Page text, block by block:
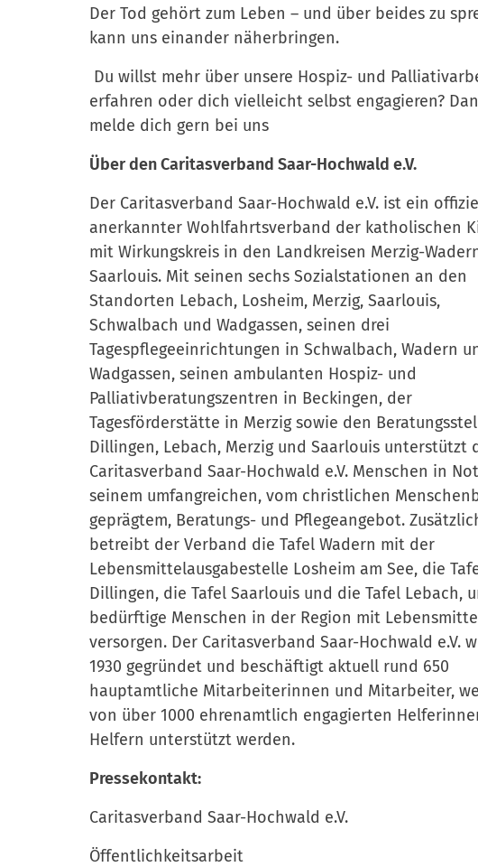
Der Tod gehört zum Leben – und über beides zu
kann uns einander näherbringen.
Du willst mehr über unsere Hospiz- und
erfahren oder dich vielleicht selbst engagieren?
melde dich gern bei uns
Über den Caritasverband Saar-Hochwald e.V.
Der Caritasverband Saar-Hochwald e.V. ist ein
anerkannter Wohlfahrtsverband der katholischen
mit Wirkungskreis in den Landkreisen Merzig-
Saarlouis. Mit seinen sechs Sozialstationen an den
Standorten Lebach, Losheim, Merzig, Saarlouis,
Schwalbach und Wadgassen, seinen drei
Tagespflegeeinrichtungen in Schwalbach, Wadern
Wadgassen, seinen ambulanten Hospiz- und
Palliativberatungszentren in Beckingen, der
Tagesförderstätte in Merzig sowie den
Dillingen, Lebach, Merzig und Saarlouis unterstützt
Caritasverband Saar-Hochwald e.V. Menschen in
seinem umfangreichen, vom christlichen
geprägtem, Beratungs- und Pflegeangebot.
betreibt der Verband die Tafel Wadern mit der
Lebensmittelausgabestelle Losheim am See, die
Dillingen, die Tafel Saarlouis und die Tafel Lebach,
bedürftige Menschen in der Region mit
versorgen. Der Caritasverband Saar-Hochwald e.V.
1930 gegründet und beschäftigt aktuell rund 650
hauptamtliche Mitarbeiterinnen und Mitarbeiter,
von über 1000 ehrenamtlich engagierten
Helfern unterstützt werden.
Pressekontakt:
Caritasverband Saar-Hochwald e.V.
Öffentlichkeitsarbeit